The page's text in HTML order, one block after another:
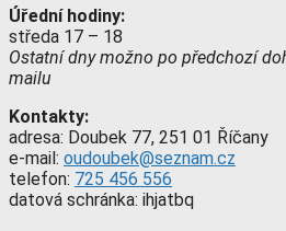
Úřední hodiny:
středa 17 – 18
Ostatní dny možno po předchozí
mailu
Kontakty:
adresa: Doubek 77, 251 01 Říčany
e-mail: oudoubek@seznam.cz
telefon: 725 456 556
datová schránka: ihjatbq